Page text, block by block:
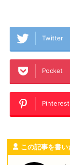
Twitter
Pocket
Pinterest
この記事を書い